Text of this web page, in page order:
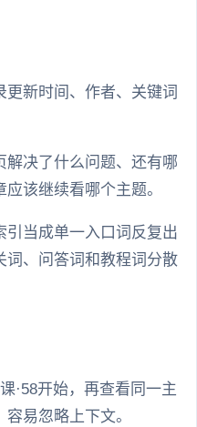
新时间、作者、关键词
解决了什么问题、还有哪
该继续看哪个主题。
引当成单一入口词反复出
词、问答词和教程词分散
·58开始，再查看同一主
易忽略上下文。